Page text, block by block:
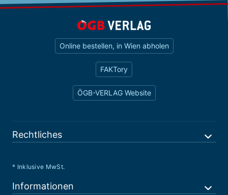
Online bestellen, in Wien abholen
FAKTory
ÖGB-VERLAG Website
Rechtliches
* Inklusive MwSt.
Informationen